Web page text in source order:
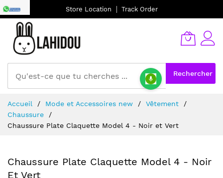
Store Location Track Order
Rechercher
au
contenu
Accueil Mode et Accessoires new
Vêtement
Chaussure
Chaussure Plate Claquette Model 4 - Noir et Vert
Chaussure Plate Claquette Model 4 - Noir
Et Vert